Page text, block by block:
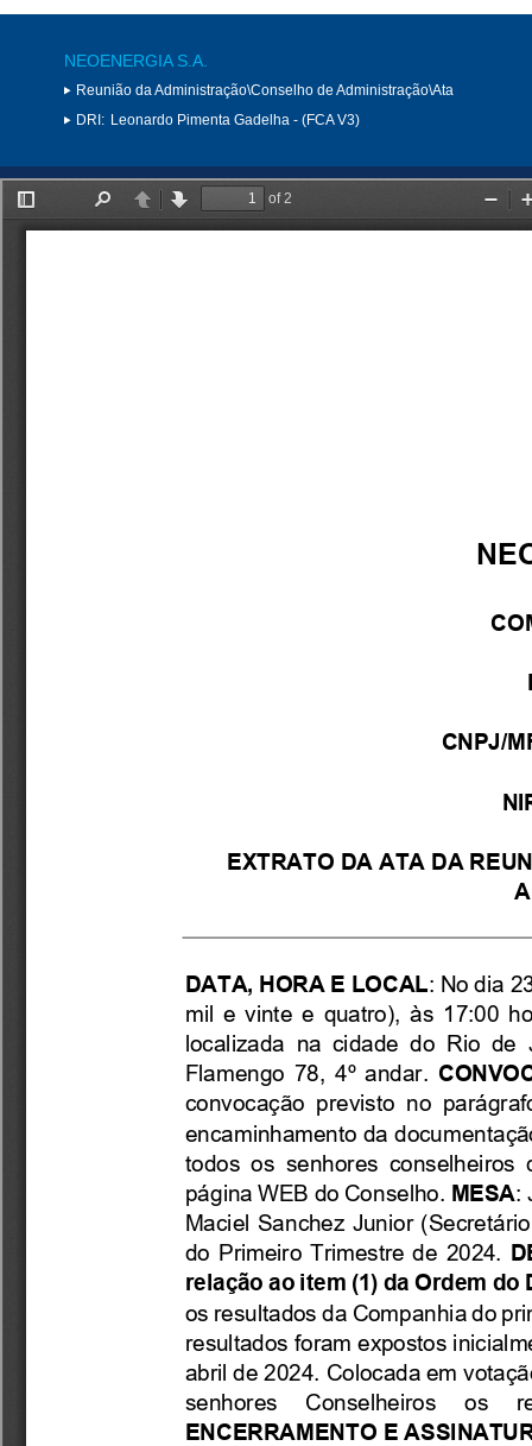
NEOENERGIA S.A.
Reunião da Administração\Conselho de Administração\Ata
DRI: Leonardo Pimenta Gadelha - (FCA V3)